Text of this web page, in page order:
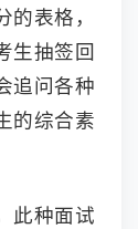
表格，
生抽签回
追问各种
的综合素
此种面试